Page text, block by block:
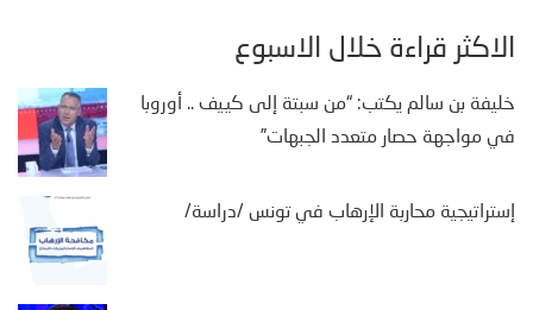
الأكثر قراءة خلال الأسبوع
خليفة بن سالم يكتب: “من سبتة إلى كييف .. أوروبا
في مواجهة حصار متعدد الجبهات”
إستراتيجية محاربة الإرهاب في تونس /دراسة/